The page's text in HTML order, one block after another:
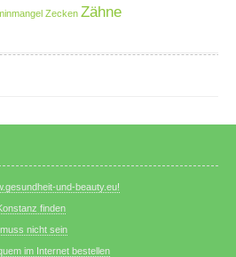
Zecken Zähne
und-beauty.eu!
finden
nicht sein
im Internet bestellen